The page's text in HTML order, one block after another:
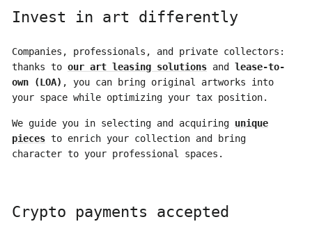
Invest in art differently
Companies, professionals, and private collectors:
thanks to our art leasing solutions and lease-to-
own (LOA) , you can bring original artworks into
your space while optimizing your tax position.
We guide you in selecting and acquiring unique
pieces to enrich your collection and bring
character to your professional spaces.
Crypto payments accepted